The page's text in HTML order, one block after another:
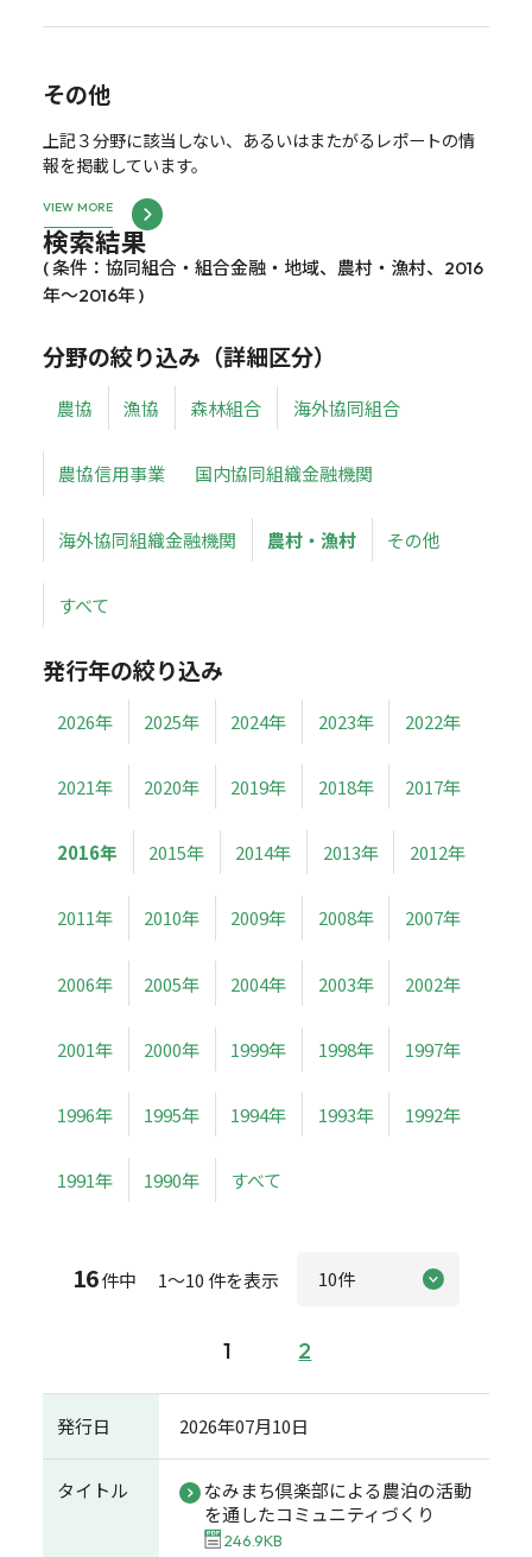
その他
上記３分野に該当しない、あるいはまたがるレポートの情
報を掲載しています。
VIEW MORE
検索結果
( 条件：協同組合・組合金融・地域、農村・漁村、2016
年～2016年 )
分野の絞り込み（詳細区分）
農協 漁協 森林組合 海外協同組合
農協信用事業 国内協同組織金融機関
海外協同組織金融機関 農村・漁村 その他
すべて
発行年の絞り込み
2026年 2025年 2024年 2023年 2022年
2021年 2020年 2019年 2018年 2017年
2016年 2015年 2014年 2013年 2012年
2011年 2010年 2009年 2008年 2007年
2006年 2005年 2004年 2003年 2002年
2001年 2000年 1999年 1998年 1997年
1996年 1995年 1994年 1993年 1992年
1991年 1990年 すべて
16件中 1～10 件を表示
1 2
発行日 2026年07月10日
タイトル
なみまち倶楽部による農泊の活動
を通したコミュニティづくり
246.9KB